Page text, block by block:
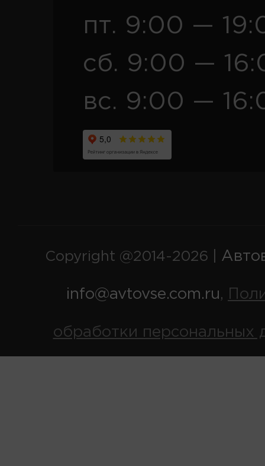
пт. 9:00 —
сб. 9:00 —
вс. 9:00 —
Copyright @2014-2026 |
info@avtovse.com.ru,
обработки персональных